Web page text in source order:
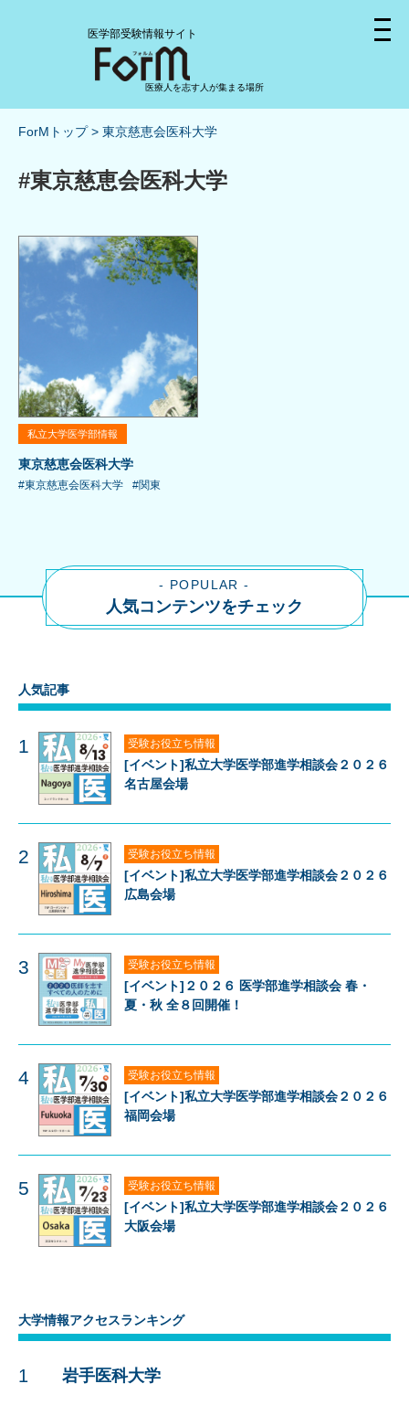
医療人を志す人が集まる場所
医学部受験情報サイト
ForMトップ 東京慈恵会医科大学
#東京慈恵会医科大学
私立大学医学部情報
東京慈恵会医科大学
#東京慈恵会医科大学 #関東
- POPULAR -
人気コンテンツをチェック
人気記事
1 受験お役立ち情報
[イベント]私立大学医学部進学相談会２０２６
名古屋会場
2 受験お役立ち情報
[イベント]私立大学医学部進学相談会２０２６
広島会場
3 受験お役立ち情報
[イベント]２０２６ 医学部進学相談会 春・
夏・秋 全８回開催！
4 受験お役立ち情報
[イベント]私立大学医学部進学相談会２０２６
福岡会場
5 受験お役立ち情報
[イベント]私立大学医学部進学相談会２０２６
大阪会場
大学情報アクセスランキング
1 岩手医科大学